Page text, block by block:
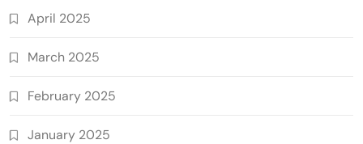
April 2025
March 2025
February 2025
January 2025